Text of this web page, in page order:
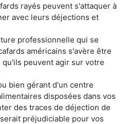
rayés peuvent s'attaquer à
avec leurs déjections et
professionnelle qui se
américains s'avère être
peuvent agir sur votre
bien gérant d'un centre
disposées dans vos
des traces de déjection de
préjudiciable pour vos